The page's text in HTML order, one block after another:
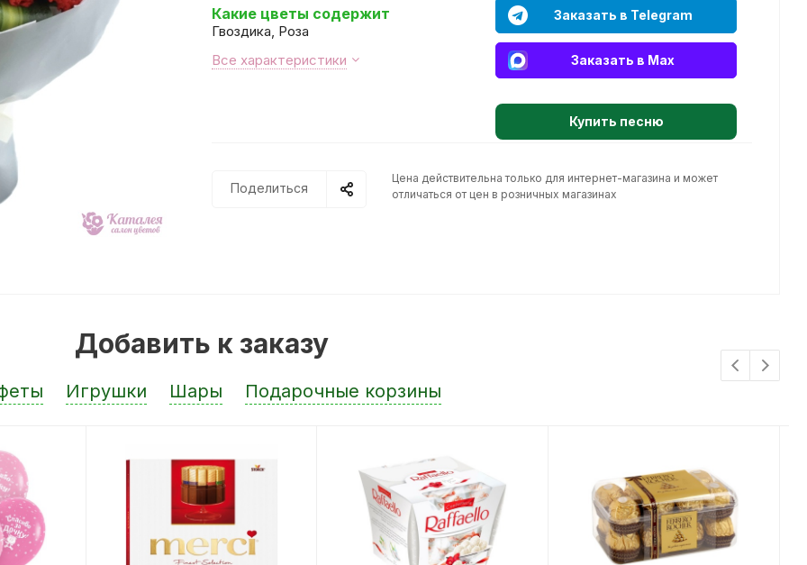
Какие цветы содержит
Гвоздика, Роза
Все характеристики
Заказать в Telegram
Заказать в Max
Купить песню
Поделиться
Цена действительна только для интернет-магазина и может
отличаться от цен в розничных магазинах
Добавить к заказу
Игрушки Шары Подарочные корзины